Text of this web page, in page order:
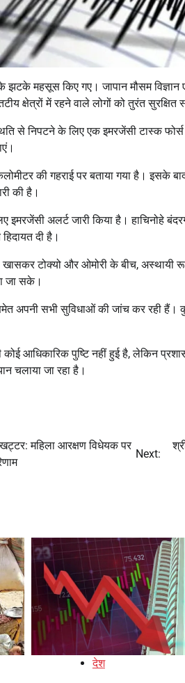
के झटके महसूस किए गए।जापान मौसम
क्षेत्रों में रहने वाले लोगों को तुरंत सुरक्षित
से निपटने के लिए एक इमरजेंसी टास्क
की गहराई पर बताया गया है। इसके
की है।
इमरजेंसी अलर्ट जारी किया है।हाचिनोहे
दी है।
खासकरटोक्यो औरओमोरीके बीच, अस्थायी
जा सके।
अपनी सभी सुविधाओं की जांच कर रही
आधिकारिक पुष्टि नहीं हुई है, लेकिन
चलाया जा रहा है।
महिला आरक्षण विधेयक पर
Next:
देश